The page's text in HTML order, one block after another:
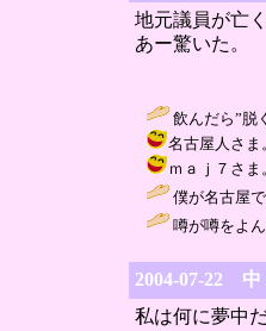
地元議員が亡
あー驚いた。
飲んだら”脱
名古屋人さ
ｍａｊ７さ
僕が名古屋
噂が噂をよ
2004-07-22 中
私は何に夢中